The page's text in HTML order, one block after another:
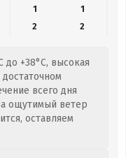
1
1
2 2
до +38°C, высокая
всего дня
ощутимый ветер
оставляем